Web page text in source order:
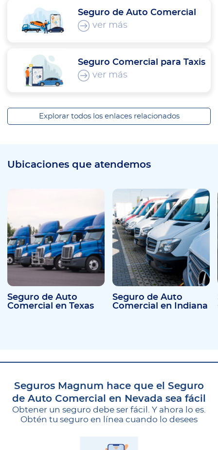
Seguro de Auto Comercial
ver más
Seguro Comercial para Taxis
ver más
Explorar todos los enlaces relacionados
Ubicaciones que atendemos
Seguro de Auto
Comercial en Texas
Seguro de Auto
Comercial en Indiana
Seguros Magnum hace que el Seguro
de Auto Comercial en Nevada sea fácil
Obtener un seguro debe ser fácil. Y ahora lo es.
Obtén tu seguro en línea cuando lo desees